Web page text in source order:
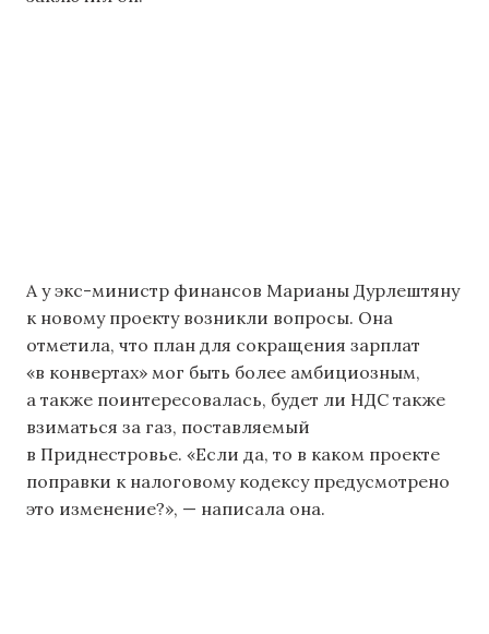
А у экс-министр финансов Марианы Дурлештяну
к новому проекту возникли вопросы. Она
отметила, что план для сокращения зарплат
«в конвертах» мог быть более амбициозным,
а также поинтересовалась, будет ли НДС также
взиматься за газ, поставляемый
в Приднестровье. «Если да, то в каком проекте
поправки к налоговому кодексу предусмотрено
это изменение?», — написала она.